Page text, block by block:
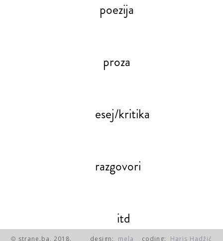
poezija
proza
esej/kritika
razgovori
itd
© strane.ba, 2018. design: mela coding: Haris Hadžić